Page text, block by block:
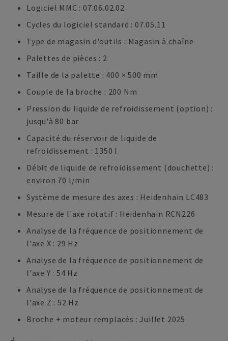
Logiciel MMC : 07.06.02.02
Cycles du logiciel standard : 07.05.11
Type de magasin d'outils : Magasin à chaîne
Palettes de pièces : 2
Taille de la palette : 400 × 500 mm
Couple de la broche : 200 Nm
Pression du liquide de refroidissement (option) :
jusqu'à 80 bar
Capacité du réservoir de liquide de
refroidissement : 1350 l
Débit de liquide de refroidissement (douchette) :
environ 70 l/min
Système de mesure des axes : Heidenhain LC483
Mesure de l'axe rotatif : Heidenhain RCN226
Analyse de la fréquence de positionnement de
l'axe X : 29 Hz
Analyse de la fréquence de positionnement de
l'axe Y : 54 Hz
Analyse de la fréquence de positionnement de
l'axe Z : 52 Hz
Broche + moteur remplacés : Juillet 2025